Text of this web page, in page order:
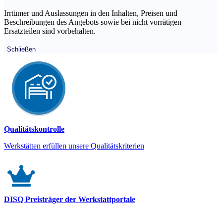
Irrtümer und Auslassungen in den Inhalten, Preisen und
Beschreibungen des Angebots sowie bei nicht vorrätigen
Ersatzteilen sind vorbehalten.
Schließen
Qualitätskontrolle
Werkstätten erfüllen unsere Qualitätskriterien
DISQ Preisträger der Werkstattportale